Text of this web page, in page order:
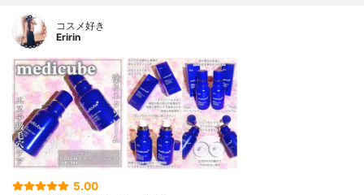
コスメ好き
Eririn
5.00